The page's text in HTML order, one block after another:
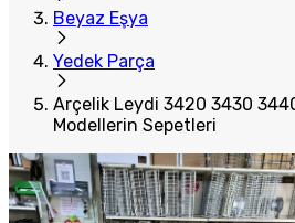
Beyaz Eşya
Yedek Parça
Arçelik Leydi 3420 3430
Modellerin Sepetleri